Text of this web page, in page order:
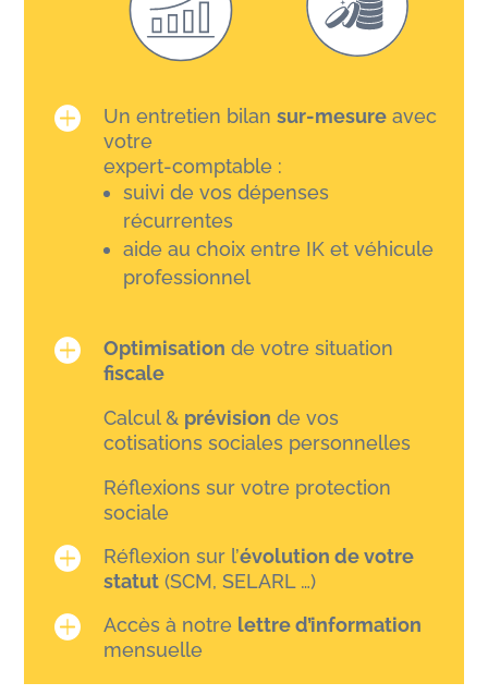
 Un entretien bilan sur-mesureavec
votre
expert-comptable :
suivi de vos dépenses
récurrentes
aide au choix entre IK et véhicule
professionnel
 Optimisation de votre situation
fiscale
Calcul & prévision de vos
cotisations sociales personnelles
Réflexions sur votre protection
sociale
 Réflexion sur l’évolution de votre
statut(SCM, SELARL …)
 Accès à notre lettre d’information
mensuelle